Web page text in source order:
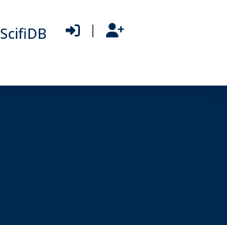
ScifiDB |